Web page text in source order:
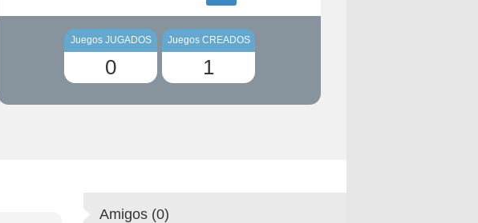
Juegos JUGADOS
0
Juegos CREADOS
1
Amigos (0)